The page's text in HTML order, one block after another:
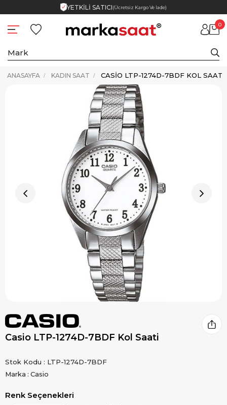
YETKİLİ SATICI(Ücretsiz Kargo Ve İade)
0
ANASAYFA KADIN SAAT CASIO LTP-1274D-7BDF KOL SAATI
Casio LTP-1274D-7BDF Kol Saati
Stok Kodu
LTP-1274D-7BDF
Marka : Casio
Renk Seçenekleri